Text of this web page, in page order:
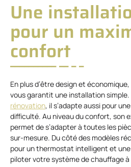
Une
pour un
confort
En plus d’être design et
vous garantit une installation
rénovation, il s’adapte aussi pour
difficulté. Au niveau du confort, son
permet de s’adapter à toutes les
sur-mesure. Du côté des modèles
pour un thermostat intelligent et
piloter votre système de chauffage